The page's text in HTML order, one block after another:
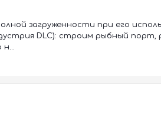
загруженности при его
DLC): строим рыбный
н...